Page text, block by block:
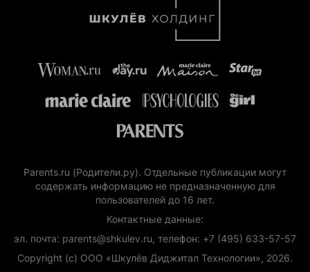
Parents.ru (Родители.ру). Отдельные публикации могут
содержать информацию не предназначенную для
пользователей до 16 лет.
Контактные данные:
эл. почта: parents@shkulev.ru, телефон: +7 (495) 633-57-57
Copyright (с) ООО «Шкулёв Диджитал Технологии», 2026.